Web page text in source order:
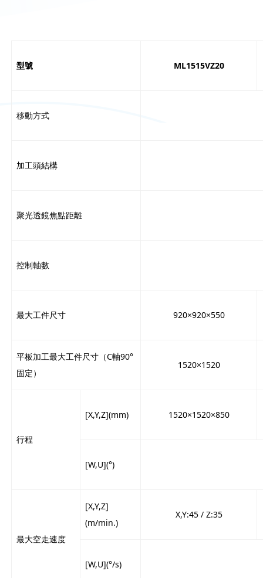
型號 ML1515VZ20
移動方式
加工頭結構
聚光透鏡焦點距離
控制軸數
最大工件尺寸 920×920×550
平板加工最大工件尺寸（C軸90°
固定）
1520×1520
行程
[X,Y,Z](mm) 1520×1520×850
[W,U](°)
最大空走速度
[X,Y,Z]
(m/min.)
X,Y:45 / Z:35
[W,U](°/s)